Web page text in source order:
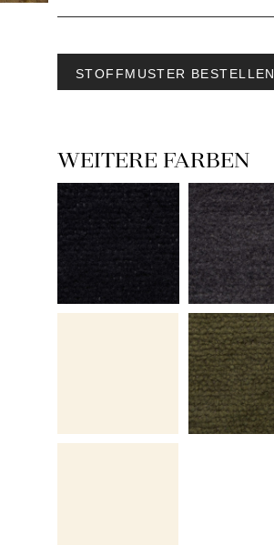
STOFFMUSTER BESTELLEN
WEITERE FARBEN